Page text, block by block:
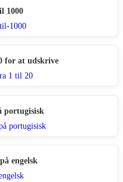
1000
for at udskrive
portugisisk
engelsk